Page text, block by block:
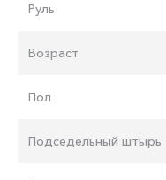
Руль
Возраст
Пол
Подседельный штырь